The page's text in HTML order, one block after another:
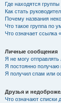
Где находятся
Как стать
Почему названия
Что такое группа по
Что означает ссылка
Личные сообщения
Я не могу
Я постоянно
Я получил спам или
Друзья и
Что означают списки